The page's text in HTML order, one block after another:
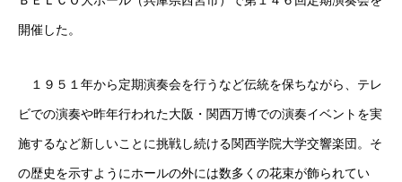
開催した。
１９５１年から定期演奏会を行うなど伝統を保ちながら、テレ
ビでの演奏や昨年行われた大阪・関西万博での演奏イベントを実
施するなど新しいことに挑戦し続ける関西学院大学交響楽団。そ
の歴史を示すようにホールの外には数多くの花束が飾られてい